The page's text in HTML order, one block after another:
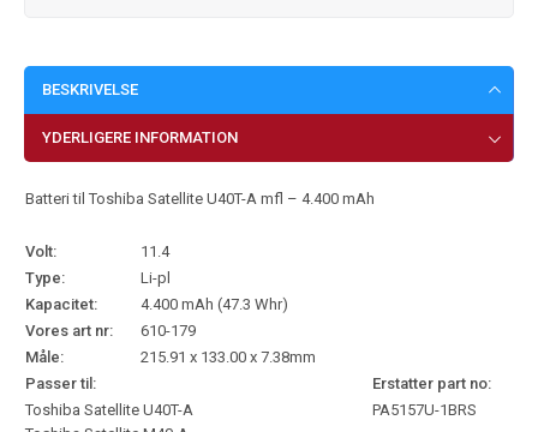
BESKRIVELSE
YDERLIGERE INFORMATION
Batteri til Toshiba Satellite U40T-A mfl – 4.400 mAh
Volt:
11.4
Type:
Li-pl
Kapacitet:
4.400 mAh (47.3 Whr)
Vores art nr:
610-179
Måle:
215.91 x 133.00 x 7.38mm
Passer til:
Erstatter part no:
Toshiba Satellite U40T-A
PA5157U-1BRS